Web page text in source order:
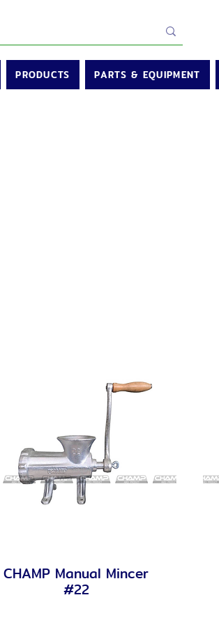
PRODUCTS PARTS & EQUIPMENT
Quick View
CHAMP Manual Mincer
#22